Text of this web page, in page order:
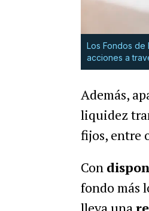
Los Fondos de
acciones a
Además,
liquidez
fijos, entre
Con
fondo más